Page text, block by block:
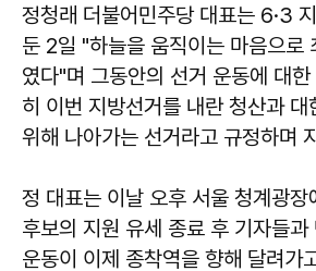
정청래 더불어민주당 대표는 6·3
둔 2일 "하늘을 움직이는 마음으로
였다"며 그동안의 선거 운동에 대
히 이번 지방선거를 내란 청산과 대
위해 나아가는 선거라고 규정하며
정 대표는 이날 오후 서울 청계광장
후보의 지원 유세 종료 후 기자들과
운동이 이제 종착역을 향해 달려가